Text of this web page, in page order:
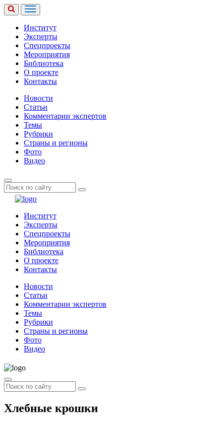
Институт
Эксперты
Спецпроекты
Мероприятия
Библиотека
О проекте
Контакты
Новости
Статьи
Комментарии экспертов
Темы
Рубрики
Страны и регионы
Фото
Видео
Институт
Эксперты
Спецпроекты
Мероприятия
Библиотека
О проекте
Контакты
Новости
Статьи
Комментарии экспертов
Темы
Рубрики
Страны и регионы
Фото
Видео
Хлебные крошки